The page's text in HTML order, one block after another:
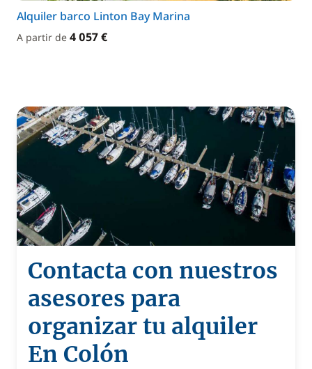
Alquiler barco Linton Bay Marina
A partir de 4 057 €
Contacta con nuestros
asesores para
organizar tu alquiler
En Colón